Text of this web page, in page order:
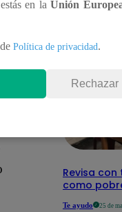
Revisa con
como
Te ayudo 25 de
en laUnión
Política de privacidad.
Rechazar